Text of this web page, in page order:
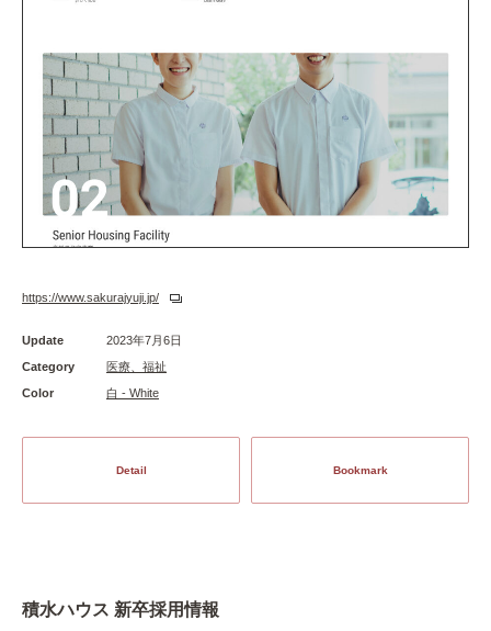
https://www.sakurajyuji.jp/
Update
2023年7月6日
Category
医療、福祉
Color
白 - White
Detail Bookmark
積水ハウス 新卒採用情報